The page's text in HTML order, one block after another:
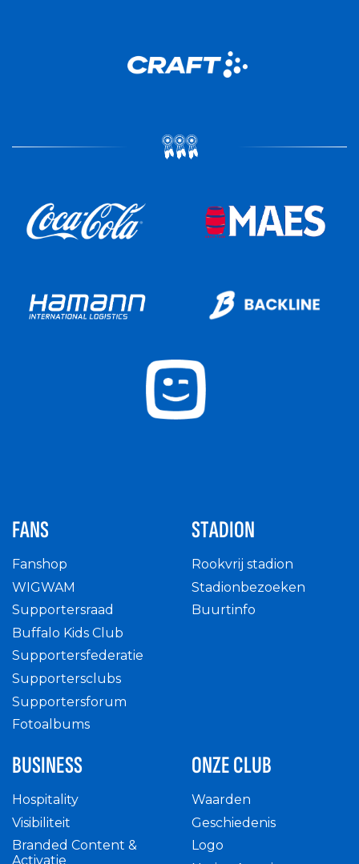
FANS
Fanshop
WIGWAM
Supportersraad
Buffalo Kids Club
Supportersfederatie
Supportersclubs
Supportersforum
Fotoalbums
STADION
Rookvrij stadion
Stadionbezoeken
Buurtinfo
BUSINESS
Hospitality
Visibiliteit
Branded Content &
Activatie
ONZE CLUB
Waarden
Geschiedenis
Logo